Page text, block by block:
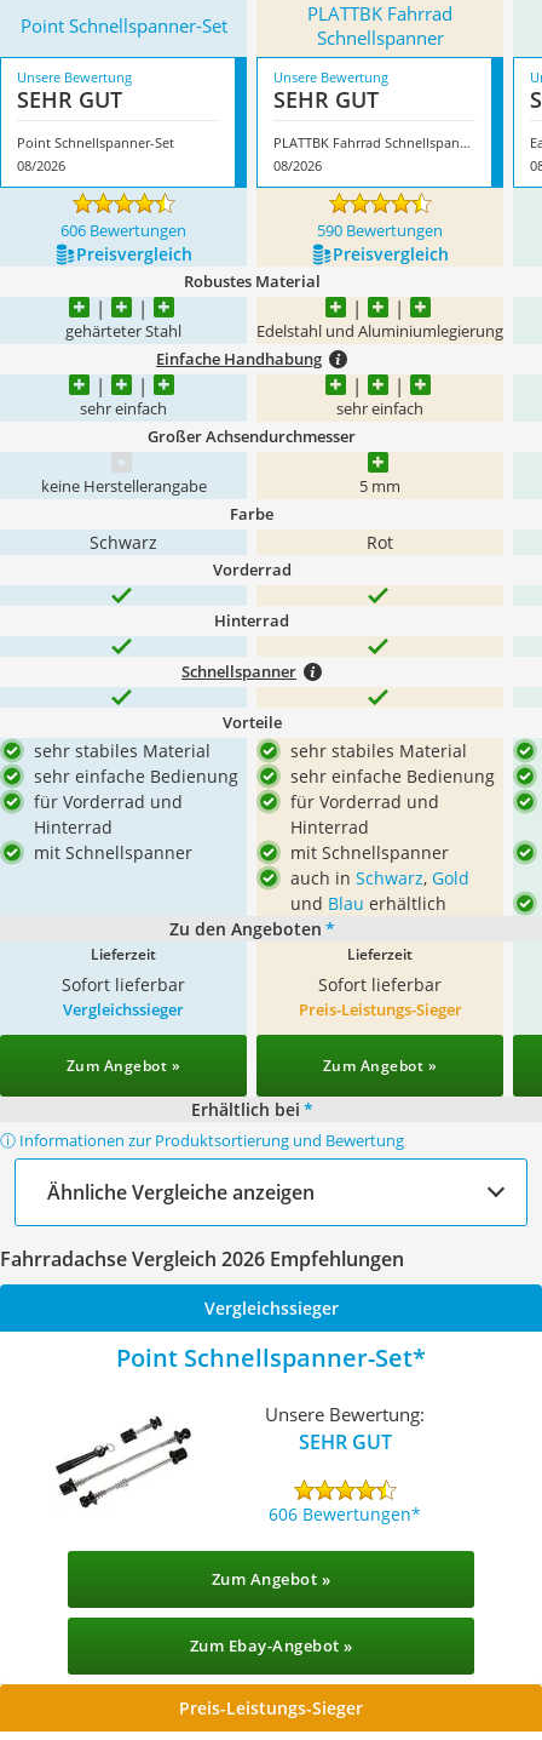
Point Schnellspanner-Set
PLATTBK Fahrrad
Schnellspanner
Unsere Bewertung
SEHR GUT
Point Schnellspanner-Set
08/2026
Unsere Bewertung
SEHR GUT
PLATTBK Fahrrad Schnellspanner
08/2026
606 Bewertungen 590 Bewertungen
Preis­vergleich Preis­vergleich
Robustes Material
gehärteter Stahl Edelstahl und Aluminiumlegierung
Einfache Handhabung
sehr einfach sehr einfach
Großer Achsendurchmesser
keine Herstellerangabe 5 mm
Farbe
‎Schwarz Rot
Vorderrad
Hinterrad
Schnellspanner
Vorteile
sehr stabiles Material
sehr einfache Bedienung
für Vorderrad und
Hinterrad
mit Schnellspanner
sehr stabiles Material
sehr einfache Bedienung
für Vorderrad und
Hinterrad
mit Schnellspanner
auch in Schwarz, Gold
und Blau erhältlich
Zu den Angeboten *
Lieferzeit
Sofort lieferbar
Lieferzeit
Sofort lieferbar
Vergleichssieger
Zum Angebot »
Preis-Leistungs-Sieger
Zum Angebot »
Erhältlich bei *
ⓘ Informationen zur Produktsortierung und Bewertung
Ähnliche Vergleiche anzeigen
Fahrradachse Vergleich 2026 Empfehlungen
Vergleichssieger
Point Schnellspanner-Set
Unsere Bewertung:
SEHR GUT
606 Bewertungen
Zum Angebot »
Zum Ebay-Angebot »
Preis-Leistungs-Sieger